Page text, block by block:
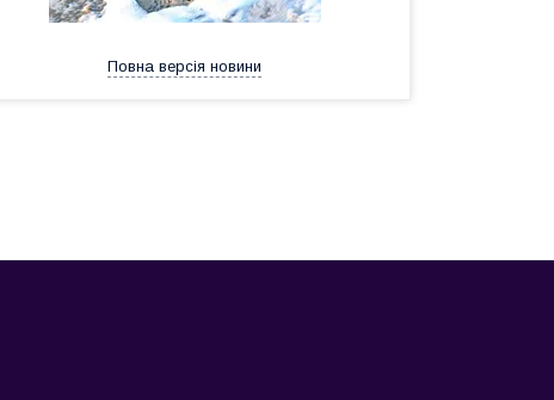
Повна версія новини